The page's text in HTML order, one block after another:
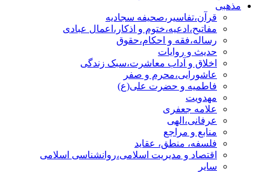
مذهبی
قرآن،تفاسیر،صحیفه سجادیه
مفاتیح،ادعیه،ختوم و اذکار،اعمال عبادی
رساله،فقه و احکام،حقوق
حدیث و روایات
اخلاق و آداب معاشرت،سبک زندگی
عاشورایی،محرم و صفر
فاطمیه و حضرت علی(ع)
مهدویت
علامه جعفری
عرفانی،الهی
منابع و مراجع
فلسفه، منطق، عقاید
اقتصاد و مدیریت اسلامی،روانشناسی اسلامی
سایر